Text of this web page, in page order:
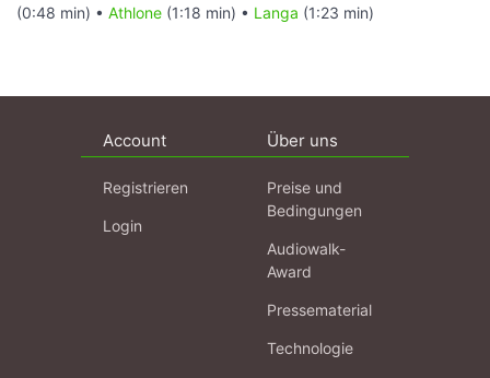
(0:48 min) • Athlone (1:18 min) • Langa (1:23 min)
Account
Registrieren
Login
Über uns
Preise und
Bedingungen
Audiowalk-
Award
Pressematerial
Technologie